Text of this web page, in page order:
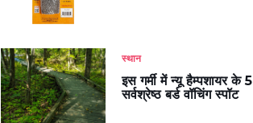
स्थान
इस गर्मी में न्यू हैम्पशायर के 5
सर्वश्रेष्ठ बर्ड वॉचिंग स्पॉट